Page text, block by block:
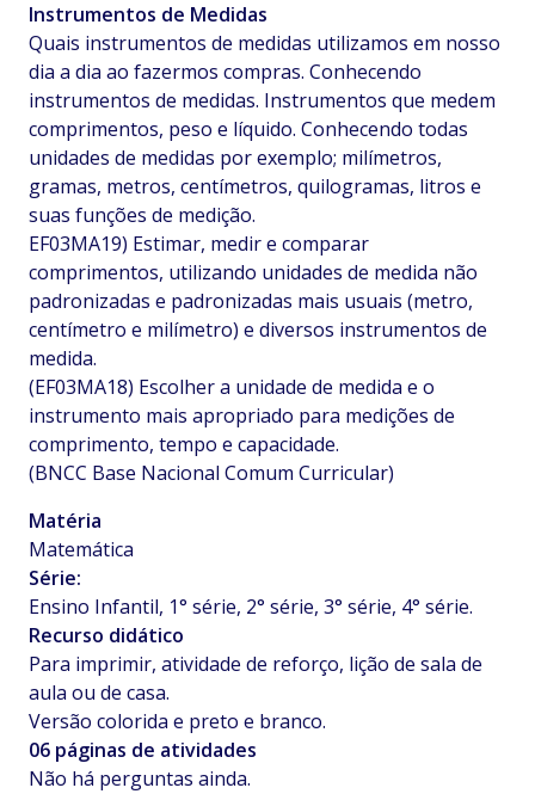
Instrumentos de Medidas
Quais instrumentos de medidas utilizamos em nosso
dia a dia ao fazermos compras. Conhecendo
instrumentos de medidas. Instrumentos que medem
comprimentos, peso e líquido. Conhecendo todas
unidades de medidas por exemplo; milímetros,
gramas, metros, centímetros, quilogramas, litros e
suas funções de medição.
EF03MA19) Estimar, medir e comparar
comprimentos, utilizando unidades de medida não
padronizadas e padronizadas mais usuais (metro,
centímetro e milímetro) e diversos instrumentos de
medida.
(EF03MA18) Escolher a unidade de medida e o
instrumento mais apropriado para medições de
comprimento, tempo e capacidade.
(BNCC Base Nacional Comum Curricular)
Matéria
Matemática
Série:
Ensino Infantil, 1° série, 2° série, 3° série, 4° série.
Recurso didático
Para imprimir, atividade de reforço, lição de sala de
aula ou de casa.
Versão colorida e preto e branco.
06 páginas de atividades
Não há perguntas ainda.